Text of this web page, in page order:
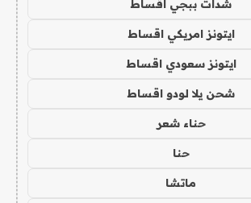
شدات ببجي اقساط
ايتونز امريكي اقساط
ايتونز سعودي اقساط
شحن يلا لودو اقساط
حناء شعر
حنا
ماتشا